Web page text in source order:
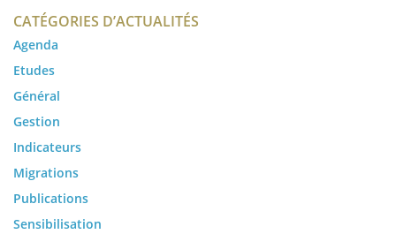
CATÉGORIES D’ACTUALITÉS
Agenda
Etudes
Général
Gestion
Indicateurs
Migrations
Publications
Sensibilisation